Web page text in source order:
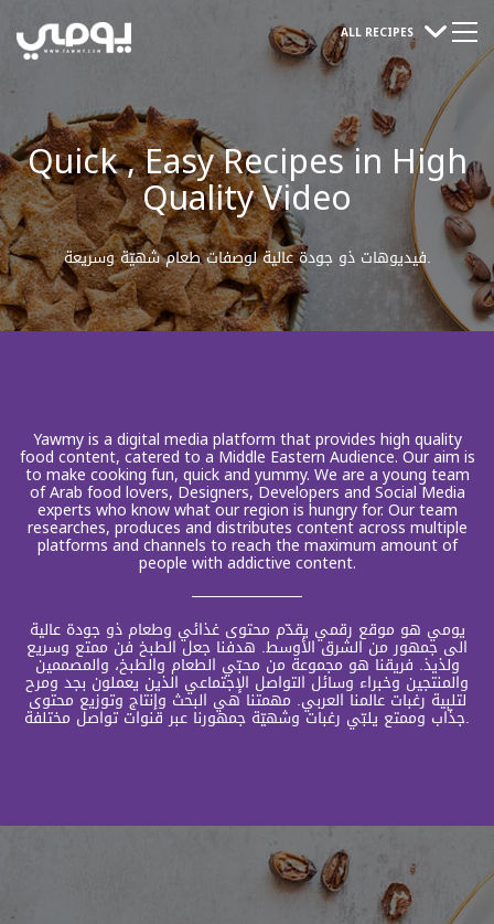
ALL RECIPES
Quick , Easy Recipes in High
Quality Video
فيديوهات ذو جودة عالية لوصفات طعام شهيّة وسريعة.
Yawmy is a digital media platform that provides high quality
food content, catered to a Middle Eastern Audience. Our aim is
to make cooking fun, quick and yummy. We are a young team
of Arab food lovers, Designers, Developers and Social Media
experts who know what our region is hungry for. Our team
researches, produces and distributes content across multiple
platforms and channels to reach the maximum amount of
people with addictive content.
يومي هو موقع رقمي يقدّم محتوى غذائي وطعام ذو جودة عالية
الى جمهور من الشرق الأوسط. هدفنا جعل الطبخ فن ممتع وسريع
ولذيذ. فريقنا هو مجموعة من محبّي الطعام والطبخ، والمصممين
والمنتجين وخبراء وسائل التواصل الإجتماعي الذين يعملون بجد ومرح
لتلبية رغبات عالمنا العربي. مهمتنا هي البحث وإنتاج وتوزيع محتوى
جذّاب وممتع يلبّي رغبات وشهيّة جمهورنا عبر قنوات تواصل مختلفة.